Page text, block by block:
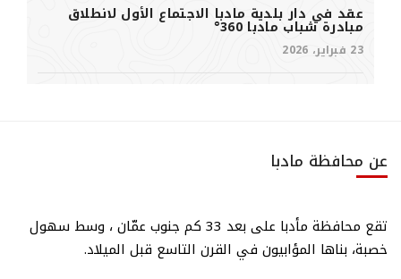
عقد في دار بلدية مادبا الاجتماع الأول لانطلاق
مبادرة شباب مادبا 360°
23 فبراير، 2026
عن محافظة مادبا
تقع محافظة مأدبا على بعد 33 كم جنوب عمّان ، وسط سهول
خصبة، بناها المؤابيون في القرن التاسع قبل الميلاد.